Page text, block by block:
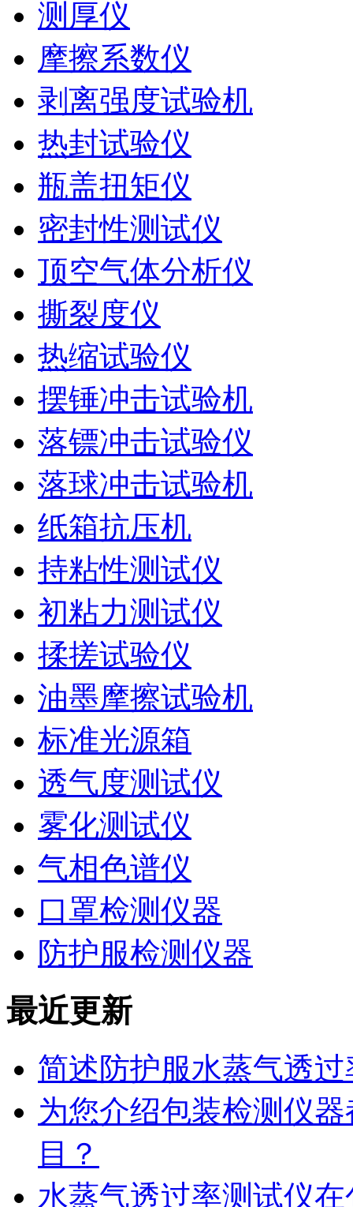
测厚仪
摩擦系数仪
剥离强度试验机
热封试验仪
瓶盖扭矩仪
密封性测试仪
顶空气体分析仪
撕裂度仪
热缩试验仪
摆锤冲击试验机
落镖冲击试验仪
落球冲击试验机
纸箱抗压机
持粘性测试仪
初粘力测试仪
揉搓试验仪
油墨摩擦试验机
标准光源箱
透气度测试仪
雾化测试仪
气相色谱仪
口罩检测仪器
防护服检测仪器
最近更新
简述防护服水蒸气透
为您介绍包装检测仪
目？
水蒸气透过率测试仪